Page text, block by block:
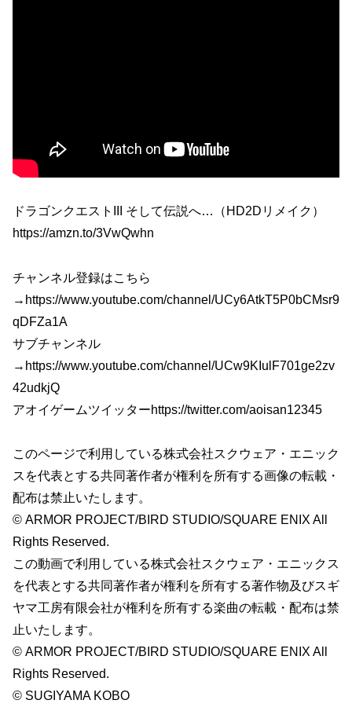
ドラゴンクエストIII そして伝説へ…（HD2Dリメイク）
https://amzn.to/3VwQwhn
チャンネル登録はこちら
→https://www.youtube.com/channel/UCy6AtkT5P0bCMsr9
qDFZa1A
サブチャンネル
→https://www.youtube.com/channel/UCw9KIulF701ge2zv
42udkjQ
アオイゲームツイッターhttps://twitter.com/aoisan12345
このページで利用している株式会社スクウェア・エニック
スを代表とする共同著作者が権利を所有する画像の転載・
配布は禁止いたします。
© ARMOR PROJECT/BIRD STUDIO/SQUARE ENIX All
Rights Reserved.
この動画で利用している株式会社スクウェア・エニックス
を代表とする共同著作者が権利を所有する著作物及びスギ
ヤマ工房有限会社が権利を所有する楽曲の転載・配布は禁
止いたします。
© ARMOR PROJECT/BIRD STUDIO/SQUARE ENIX All
Rights Reserved.
© SUGIYAMA KOBO